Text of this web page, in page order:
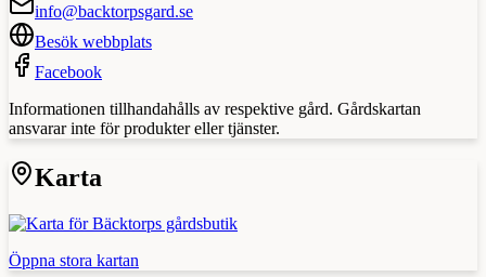
info@backtorpsgard.se
Besök webbplats
Facebook
Informationen tillhandahålls av respektive gård. Gårdskartan
ansvarar inte för produkter eller tjänster.
Karta
Öppna stora kartan